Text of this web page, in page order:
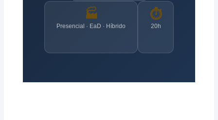
🏭
Presencial · EaD · Híbrido
⏱️
20h